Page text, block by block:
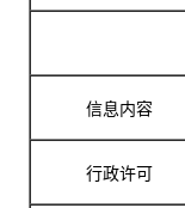
信息内容
行政许可